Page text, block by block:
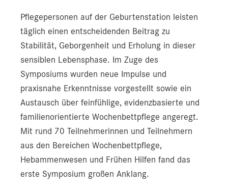
Pflegepersonen auf der Geburtenstation leisten
täglich einen entscheidenden Beitrag zu
Stabilität, Geborgenheit und Erholung in dieser
sensiblen Lebensphase. Im Zuge des
Symposiums wurden neue Impulse und
praxisnahe Erkenntnisse vorgestellt sowie ein
Austausch über feinfühlige, evidenzbasierte und
familienorientierte Wochenbettpflege angeregt.
Mit rund 70 Teilnehmerinnen und Teilnehmern
aus den Bereichen Wochenbettpflege,
Hebammenwesen und Frühen Hilfen fand das
erste Symposium großen Anklang.